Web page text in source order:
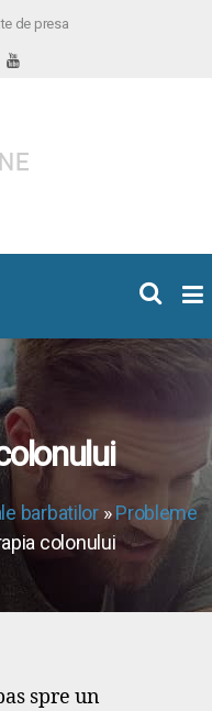
de presa
barbatilor»Probleme
colonului
spre un